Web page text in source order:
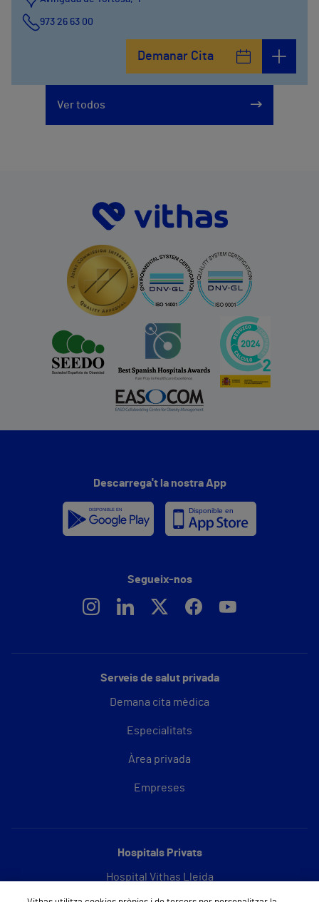
973 26 63 00
Demanar Cita
Ver todos
Serveis de salut privada
Demana cita mèdica
Especialitats
Àrea privada
Empreses
Hospitals Privats
Hospital Vithas Lleida
Descarrega't la nostra App
Segueix-nos